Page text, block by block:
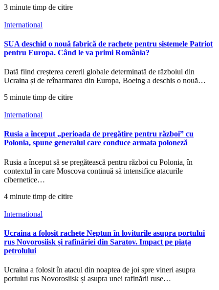
3 minute timp de citire
International
SUA deschid o nouă fabrică de rachete pentru sistemele Patriot
pentru Europa. Când le va primi România?
Dată fiind creșterea cererii globale determinată de războiul din
Ucraina și de reînarmarea din Europa, Boeing a deschis o nouă…
5 minute timp de citire
International
Rusia a început „perioada de pregătire pentru război” cu
Polonia, spune generalul care conduce armata poloneză
Rusia a început să se pregătească pentru război cu Polonia, în
contextul în care Moscova continuă să intensifice atacurile
cibernetice…
4 minute timp de citire
International
Ucraina a folosit rachete Neptun în loviturile asupra portului
rus Novorosiisk și rafinăriei din Saratov. Impact pe piața
petrolului
Ucraina a folosit în atacul din noaptea de joi spre vineri asupra
portului rus Novorosiisk și asupra unei rafinării ruse…